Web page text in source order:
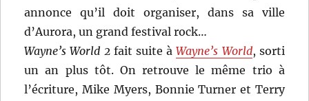
annonce qu’il doit organiser, dans sa ville
d’Aurora, un grand festival rock…
Wayne’s World 2fait suite àWayne’s World, sorti
un an plus tôt. On retrouve le même trio à
l’écriture, Mike Myers, Bonnie Turner et Terry